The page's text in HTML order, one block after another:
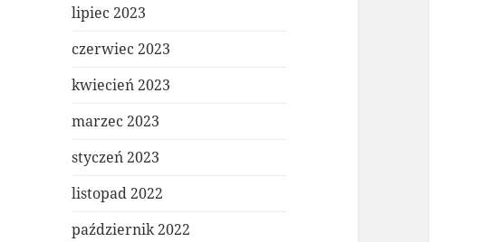
lipiec 2023
czerwiec 2023
kwiecień 2023
marzec 2023
styczeń 2023
listopad 2022
październik 2022